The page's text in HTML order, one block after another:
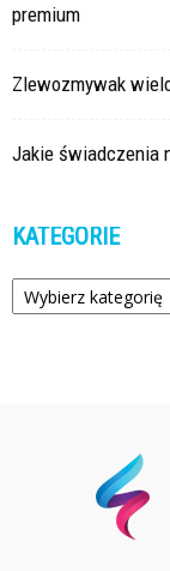
premium
Zlewozmywak
Jakie świadczenia
KATEGORIE
Kategorie